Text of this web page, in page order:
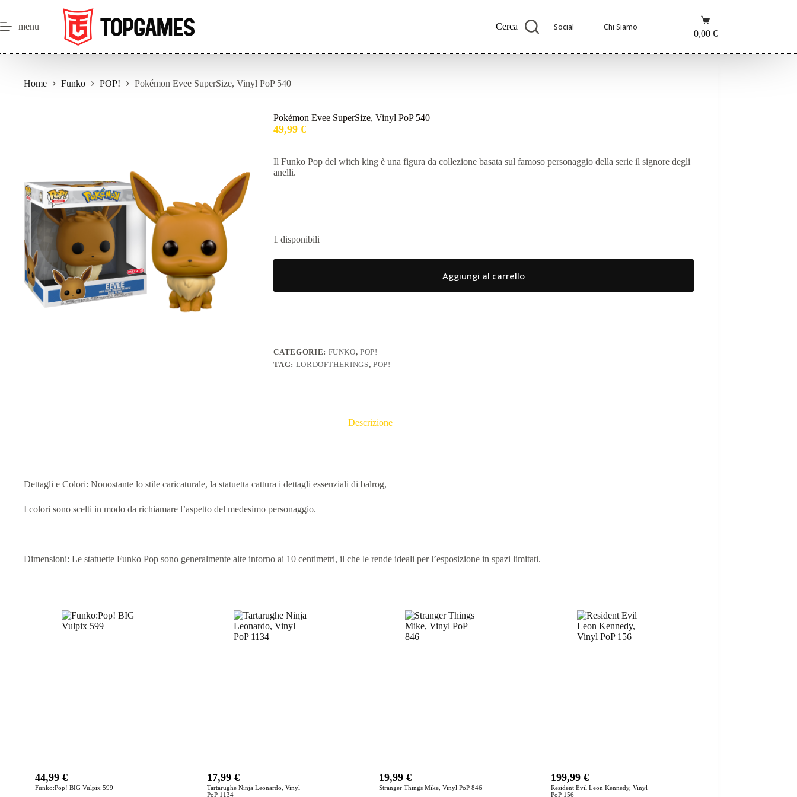
contenuto
menu Cerca Social Chi Siamo
Carrello
0,00 €
Home Funko POP! Pokémon Evee SuperSize, Vinyl PoP 540
Pokémon Evee SuperSize, Vinyl PoP 540
49,99€
Il Funko Pop del witch king è una figura da collezione basata sul famoso personaggio della serie il signore degli
anelli.
1 disponibili
Aggiungi al carrello
CATEGORIE: FUNKO,POP!
TAG: LORDOFTHERINGS,POP!
Descrizione
Dettagli e Colori: Nonostante lo stile caricaturale, la statuetta cattura i dettagli essenziali di balrog,
I colori sono scelti in modo da richiamare l’aspetto del medesimo personaggio.
Dimensioni: Le statuette Funko Pop sono generalmente alte intorno ai 10 centimetri, il che le rende ideali per l’esposizione in spazi limitati.
Funko:Pop! BIG Vulpix 599
44,99€
Tartarughe Ninja Leonardo, Vinyl
PoP 1134
17,99€
Stranger Things Mike, Vinyl PoP 846
19,99€
Resident Evil Leon Kennedy, Vinyl
PoP 156
199,99€